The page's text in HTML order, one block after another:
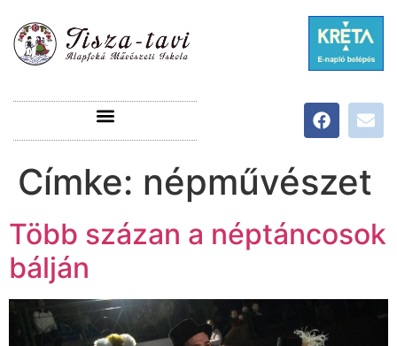
Címke: népművészet
Több százan a néptáncosok
bálján